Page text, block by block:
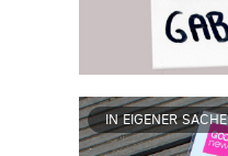
IN EIGENER SACHE